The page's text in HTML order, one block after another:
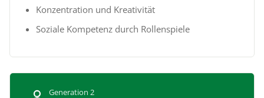
Konzentration und Kreativität
Soziale Kompetenz durch Rollenspiele
Generation 2